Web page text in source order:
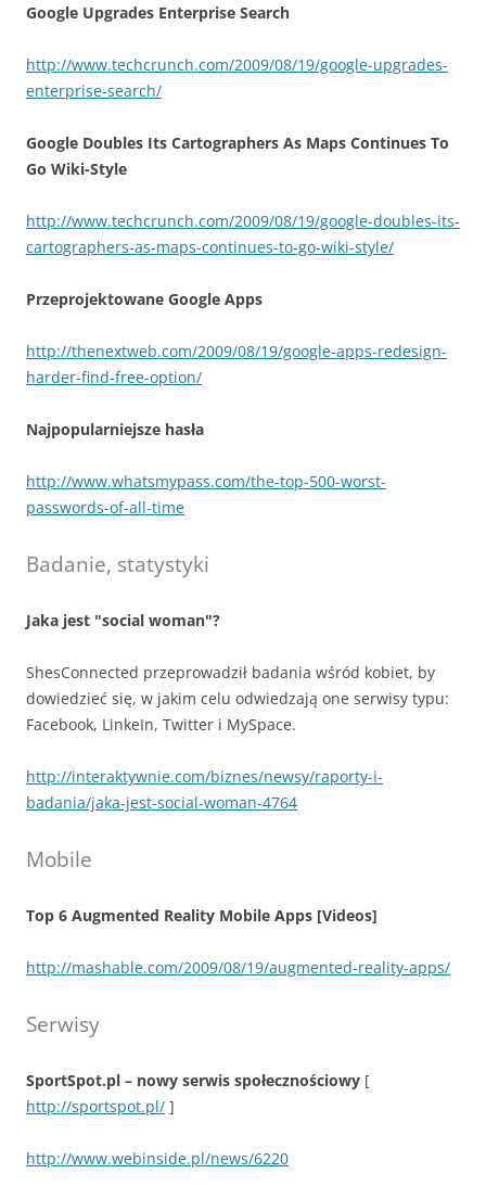
Google Upgrades Enterprise Search
http://www.techcrunch.com/2009/08/19/google-upgrades-
enterprise-search/
Google Doubles Its Cartographers As Maps Continues To
Go Wiki-Style
http://www.techcrunch.com/2009/08/19/google-doubles-its-
cartographers-as-maps-continues-to-go-wiki-style/
Przeprojektowane Google Apps
http://thenextweb.com/2009/08/19/google-apps-redesign-
harder-find-free-option/
Najpopularniejsze hasła
http://www.whatsmypass.com/the-top-500-worst-
passwords-of-all-time
Badanie, statystyki
Jaka jest "social woman"?
ShesConnected przeprowadził badania wśród kobiet, by
dowiedzieć się, w jakim celu odwiedzają one serwisy typu:
Facebook, LinkeIn, Twitter i MySpace.
http://interaktywnie.com/biznes/newsy/raporty-i-
badania/jaka-jest-social-woman-4764
Mobile
Top 6 Augmented Reality Mobile Apps [Videos]
http://mashable.com/2009/08/19/augmented-reality-apps/
Serwisy
SportSpot.pl – nowy serwis społecznościowy [
http://sportspot.pl/ ]
http://www.webinside.pl/news/6220